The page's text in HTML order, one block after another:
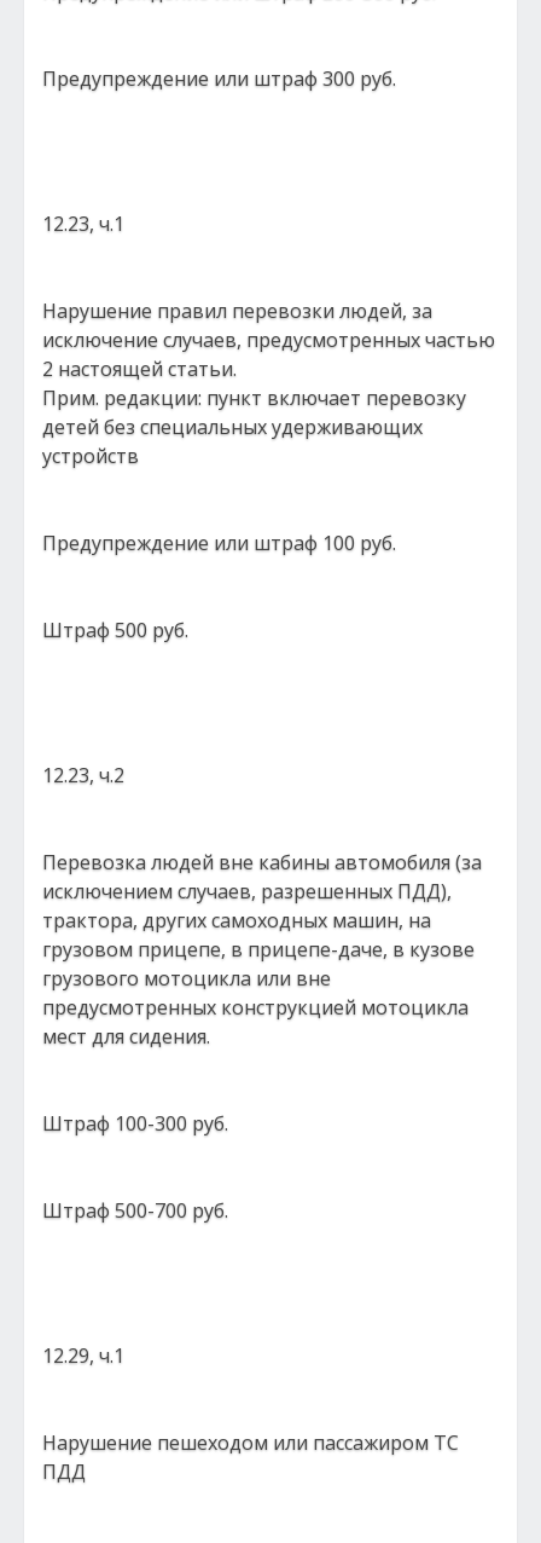
Предупреждение или штраф 300 руб.
12.23, ч.1
Нарушение правил перевозки людей, за
исключение случаев, предусмотренных частью
2 настоящей статьи.
Прим. редакции: пункт включает перевозку
детей без специальных удерживающих
устройств
Предупреждение или штраф 100 руб.
Штраф 500 руб.
12.23, ч.2
Перевозка людей вне кабины автомобиля (за
исключением случаев, разрешенных ПДД),
трактора, других самоходных машин, на
грузовом прицепе, в прицепе-даче, в кузове
грузового мотоцикла или вне
предусмотренных конструкцией мотоцикла
мест для сидения.
Штраф 100-300 руб.
Штраф 500-700 руб.
12.29, ч.1
Нарушение пешеходом или пассажиром ТС
ПДД